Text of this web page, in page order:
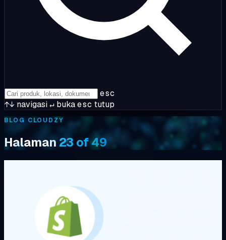
esc
↑↓ navigasi↵ bukaesc tutup
BLOG CLOUDZY
Halaman 23 of 49